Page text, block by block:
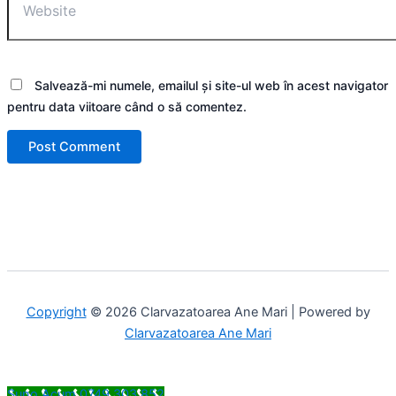
Salvează-mi numele, emailul și site-ul web în acest navigator
pentru data viitoare când o să comentez.
Copyright© 2026 Clarvazatoarea Ane Mari | Powered by
Clarvazatoarea Ane Mari